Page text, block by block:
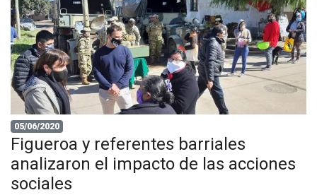
05/06/2020
Figueroa y referentes barriales
analizaron el impacto de las acciones
sociales